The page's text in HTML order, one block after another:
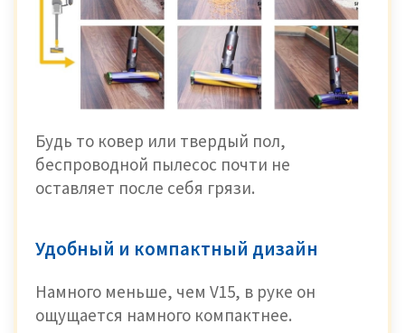
Будь то ковер или твердый пол,
беспроводной пылесос почти не
оставляет после себя грязи.
Удобный и компактный дизайн
Намного меньше, чем V15, в руке он
ощущается намного компактнее.